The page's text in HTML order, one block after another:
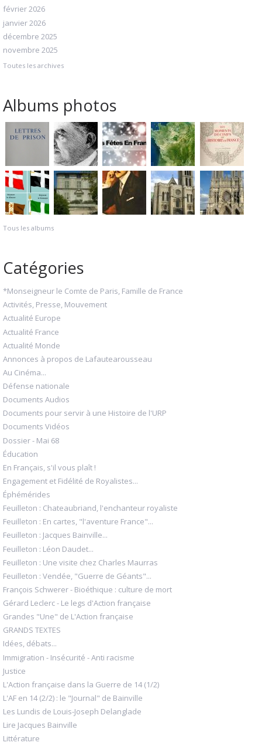
février 2026
janvier 2026
décembre 2025
novembre 2025
Toutes les archives
Albums photos
Tous les albums
Catégories
*Monseigneur le Comte de Paris, Famille de France
Activités, Presse, Mouvement
Actualité Europe
Actualité France
Actualité Monde
Annonces à propos de Lafautearousseau
Au Cinéma...
Défense nationale
Documents Audios
Documents pour servir à une Histoire de l'URP
Documents Vidéos
Dossier - Mai 68
Éducation
En Français, s'il vous plaît !
Engagement et Fidélité de Royalistes...
Éphémérides
Feuilleton : Chateaubriand, l'enchanteur royaliste
Feuilleton : En cartes, "l'aventure France"...
Feuilleton : Jacques Bainville...
Feuilleton : Léon Daudet...
Feuilleton : Une visite chez Charles Maurras
Feuilleton : Vendée, "Guerre de Géants"...
François Schwerer - Bioéthique : culture de mort
Gérard Leclerc - Le legs d'Action française
Grandes "Une" de L'Action française
GRANDS TEXTES
Idées, débats...
Immigration - Insécurité - Anti racisme
Justice
L'Action française dans la Guerre de 14 (1/2)
L'AF en 14 (2/2) : le "Journal" de Bainville
Les Lundis de Louis-Joseph Delanglade
Lire Jacques Bainville
Littérature